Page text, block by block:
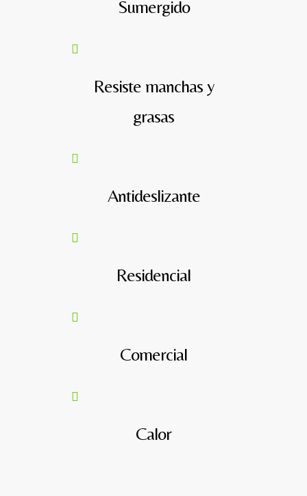
Sumergido
Resiste manchas y
grasas
Antideslizante
Residencial
Comercial
Calor